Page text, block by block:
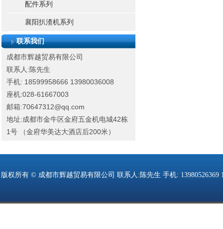
配件系列
襄阳扒渣机系列
联系我们
成都市辉越贸易有限公司
联系人:陈先生
手机: 18599958666 13980036008
座机:028-61667003
邮箱:70647312@qq.com
地址:成都市金牛区金府五金机电城42栋
1号 （金府华美达大酒店后200米）
版权所有 © 成都市辉越贸易有限公司 联系人:陈先生 手机: 13980526369